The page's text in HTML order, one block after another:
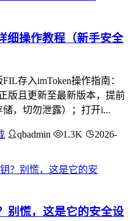
细操作教程（新手安全
存入imToken操作指南：
版且更新至最新版本，提前
，切勿泄露）；打开i...
qbadmin 1.3K
2026-
别慌，这是它的安全设